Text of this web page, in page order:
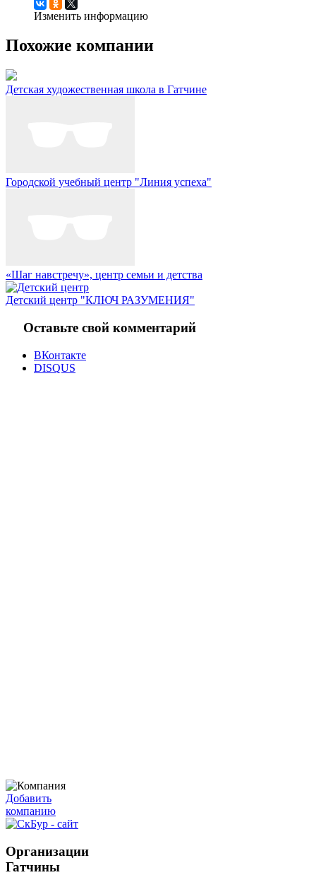
Изменить информацию
Похожие компании
Детская художественная школа в Гатчине
Городской учебный центр "Линия успеха"
«Шаг навстречу», центр семьи и детства
Детский центр "КЛЮЧ РАЗУМЕНИЯ"
Оставьте свой комментарий
ВКонтакте
DISQUS
Добавить
компанию
Организации
Гатчины